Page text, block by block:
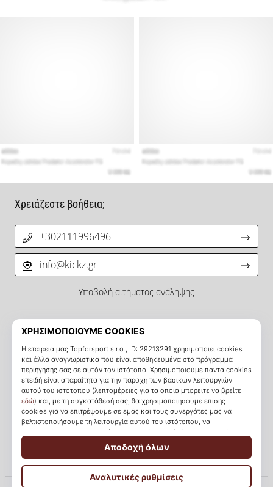
KICKZ.gr
Σχετικά μ' εμάς
Εξυπηρέτηση πελατών
Χρειάζεστε βοήθεια;
+302111996496
info@kickz.gr
Υποβολή αιτήματος ανάληψης